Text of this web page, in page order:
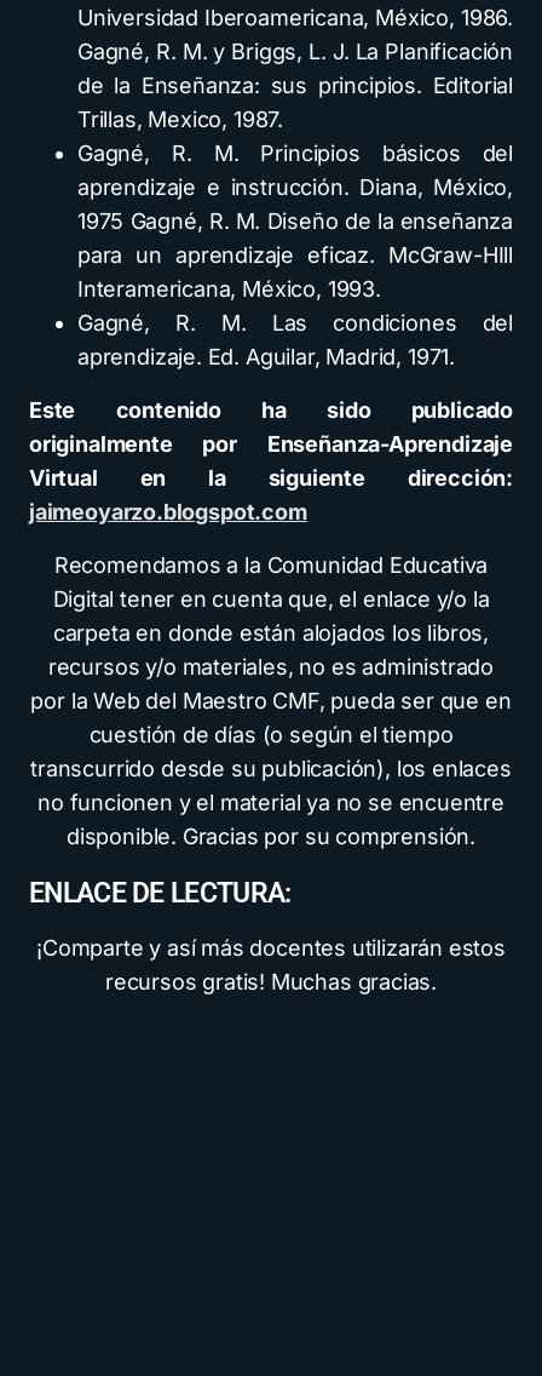
Universidad Iberoamericana, México, 1986.
Gagné, R. M. y Briggs, L. J. La Planificación
de la Enseñanza: sus principios. Editorial
Trillas, Mexico, 1987.
Gagné, R. M. Principios básicos del
aprendizaje e instrucción. Diana, México,
1975 Gagné, R. M. Diseño de la enseñanza
para un aprendizaje eficaz. McGraw-HIll
Interamericana, México, 1993.
Gagné, R. M. Las condiciones del
aprendizaje. Ed. Aguilar, Madrid, 1971.
Este contenido ha sido publicado
originalmente por Enseñanza-Aprendizaje
Virtual en la siguiente dirección:
jaimeoyarzo.blogspot.com
Recomendamos a la Comunidad Educativa
Digital tener en cuenta que, el enlace y/o la
carpeta en donde están alojados los libros,
recursos y/o materiales, no es administrado
por la Web del Maestro CMF, pueda ser que en
cuestión de días (o según el tiempo
transcurrido desde su publicación), los enlaces
no funcionen y el material ya no se encuentre
disponible. Gracias por su comprensión.
ENLACE DE LECTURA:
¡Comparte y así más docentes utilizarán estos
recursos gratis! Muchas gracias.